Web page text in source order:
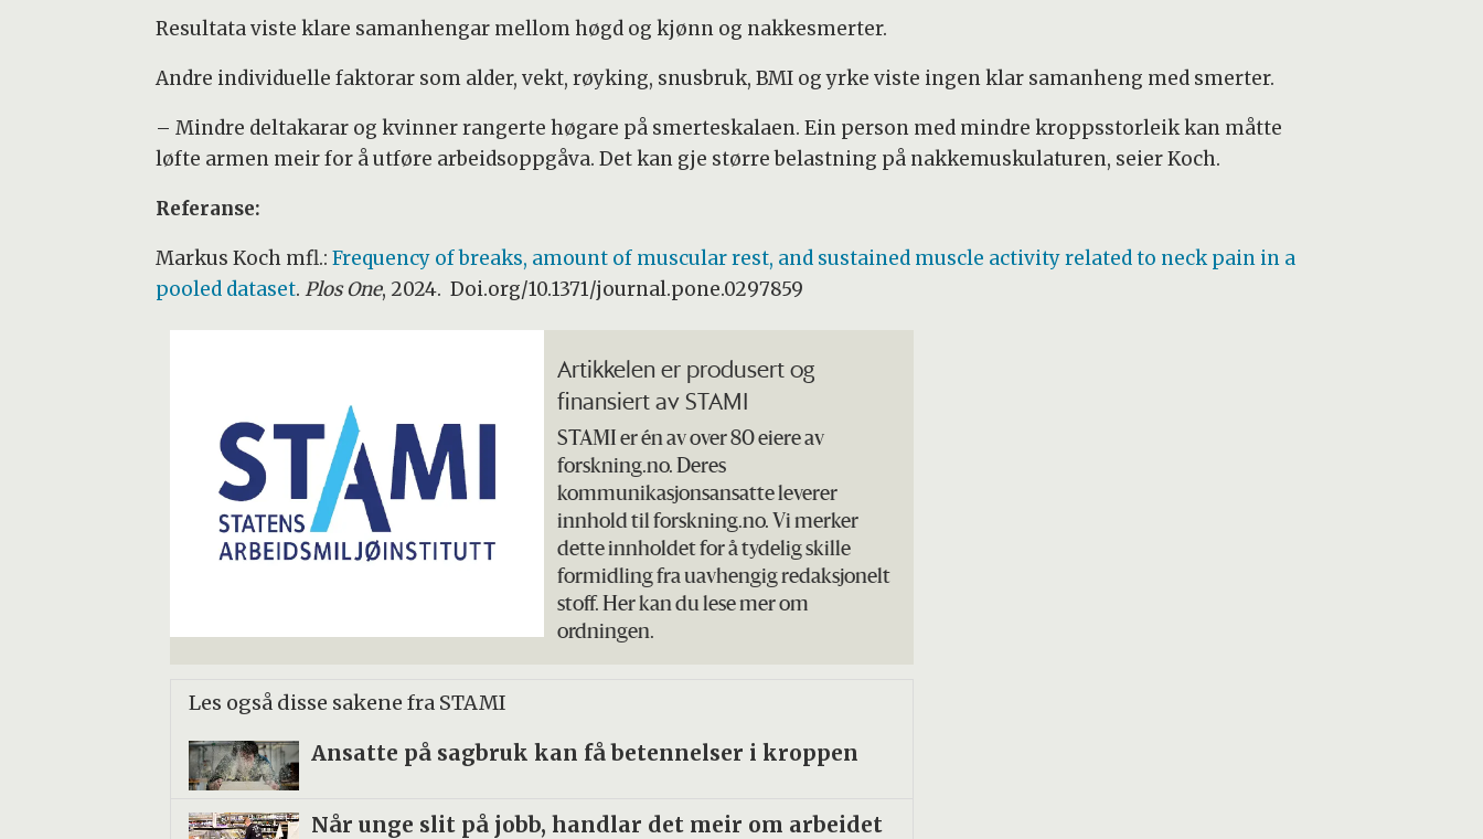
Resultata viste klare samanhengar mellom høgd og kjønn og nakkesmerter.
Andre individuelle faktorar som alder, vekt, røyking, snusbruk, BMI og yrke viste ingen klar samanheng med smerter.
– Mindre deltakarar og kvinner rangerte høgare på smerteskalaen. Ein person med mindre kroppsstorleik kan måtte
løfte armen meir for å utføre arbeidsoppgåva. Det kan gje større belastning på nakkemuskulaturen, seier Koch.
Referanse:
Markus Koch mfl.: Frequency of breaks, amount of muscular rest, and sustained muscle activity related to neck pain in a
pooled dataset. Plos One, 2024. Doi.org/10.1371/journal.pone.0297859
Artikkelen er produsert og
finansiert av STAMI
STAMI er én av over 80 eiere av
forskning.no. Deres
kommunikasjonsansatte leverer
innhold til forskning.no. Vi merker
dette innholdet for å tydelig skille
formidling fra uavhengig redaksjonelt
stoff. Her kan du lese mer om
ordningen.
Les også disse sakene fra STAMI
Ansatte på sagbruk kan få betennelser i kroppen
Når unge slit på jobb, handlar det meir om arbeidet